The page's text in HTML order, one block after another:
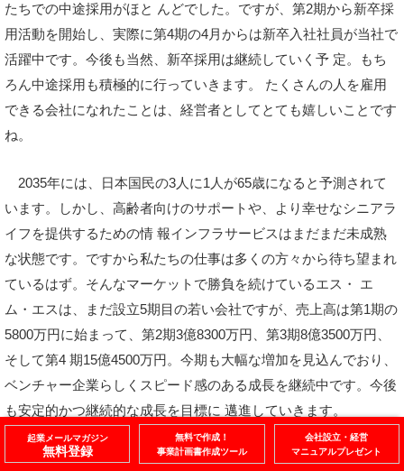
たちでの中途採用がほと んどでした。ですが、第2期から新卒採
用活動を開始し、実際に第4期の4月からは新卒入社社員が当社で
活躍中です。今後も当然、新卒採用は継続していく予 定。もち
ろん中途採用も積極的に行っていきます。 たくさんの人を雇用
できる会社になれたことは、経営者としてとても嬉しいことです
ね。
2035年には、日本国民の3人に1人が65歳になると予測されて
います。しかし、高齢者向けのサポートや、より幸せなシニアラ
イフを提供するための情 報インフラサービスはまだまだ未成熟
な状態です。ですから私たちの仕事は多くの方々から待ち望まれ
ているはず。そんなマーケットで勝負を続けているエス・ エ
ム・エスは、まだ設立5期目の若い会社ですが、売上高は第1期の
5800万円に始まって、第2期3億8300万円、第3期8億3500万円、
そして第4 期15億4500万円。今期も大幅な増加を見込んでおり、
ベンチャー企業らしくスピード感のある成長を継続中です。今後
も安定的かつ継続的な成長を目標に 邁進していきます。
起業メールマガジン
無料登録
無料で作成！
事業計画書作成ツール
会社設立・経営
マニュアルプレゼント